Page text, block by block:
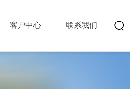
客户中心 联系我们